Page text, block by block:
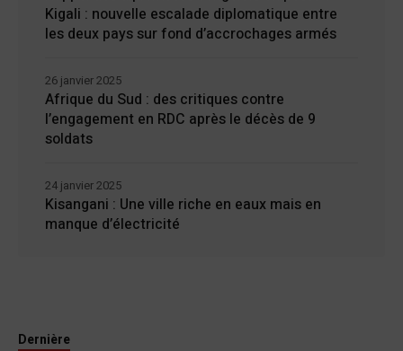
Kigali : nouvelle escalade diplomatique entre
les deux pays sur fond d’accrochages armés
Afrique du Sud : des critiques contre
l’engagement en RDC après le décès de 9
soldats
26 janvier 2025
Kisangani : Une ville riche en eaux mais en
manque d’électricité
24 janvier 2025
Dernière